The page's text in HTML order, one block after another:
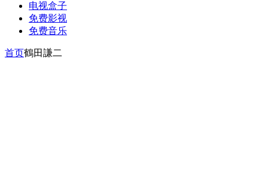
电视盒子
免费影视
免费音乐
首页鶴田謙二